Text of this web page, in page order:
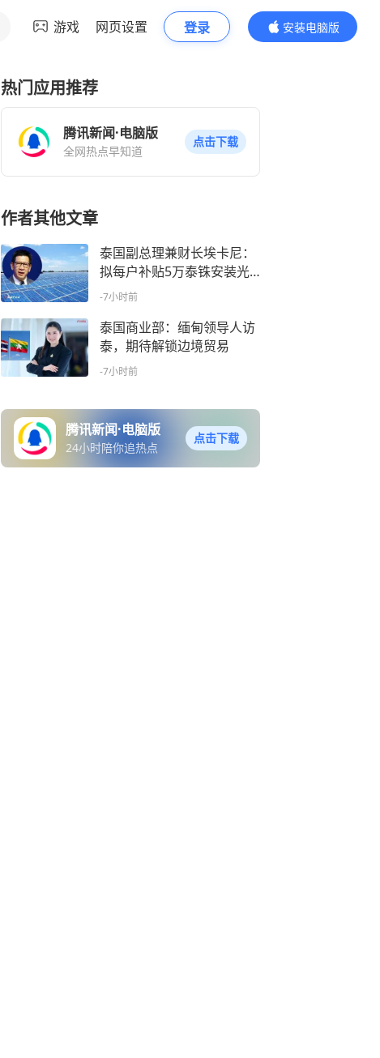
游戏 网页设置 登录
安装电脑版
内容更精彩
热门应用推荐
腾讯新闻·电脑版
全网热点早知道
点击下载
作者其他文章
泰国副总理兼财长埃卡尼：
拟每户补贴5万泰铢安装光
伏，助百万家庭降电费
-7小时前
泰国商业部：缅甸领导人访
泰，期待解锁边境贸易
-7小时前
腾讯新闻·电脑版
24小时陪你追热点
点击下载